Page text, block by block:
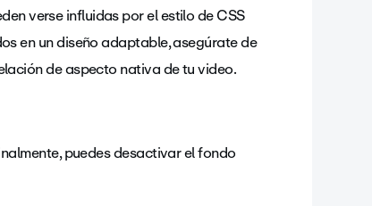
verse influidas por el estilo de CSS
en un diseño adaptable, asegúrate de
de aspecto nativa de tu video.
puedes desactivar el fondo